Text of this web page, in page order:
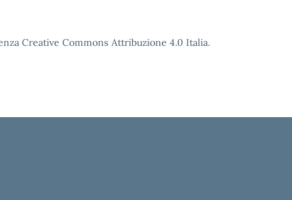
Creative Commons Attribuzione 4.0 Italia.